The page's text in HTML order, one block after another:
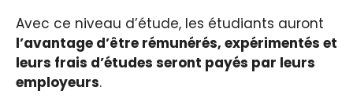
Avec ce niveau d’étude, les étudiants auront
l’avantage d’être rémunérés, expérimentés et
leurs frais d’études seront payés par leurs
employeurs.